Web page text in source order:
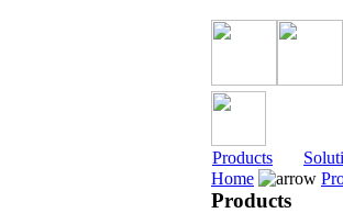
Products
Home
Products